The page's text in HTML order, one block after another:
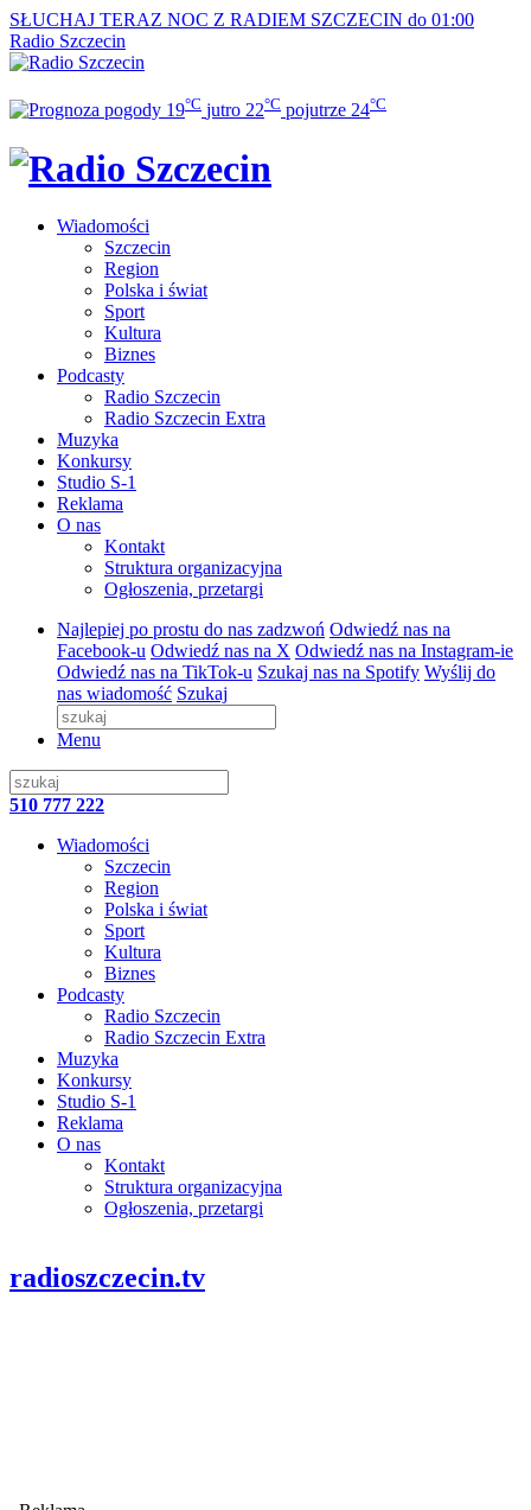
SŁUCHAJ TERAZ NOC Z RADIEM SZCZECIN do 01:00
Radio Szczecin
19°C jutro 22°C pojutrze 24°C
Wiadomości
Szczecin
Region
Polska i świat
Sport
Kultura
Biznes
Podcasty
Radio Szczecin
Radio Szczecin Extra
Muzyka
Konkursy
Studio S-1
Reklama
O nas
Kontakt
Struktura organizacyjna
Ogłoszenia, przetargi
Najlepiej po prostu do nas zadzwoń Odwiedź nas na
Facebook-u Odwiedź nas na X Odwiedź nas na Instagram-ie
Odwiedź nas na TikTok-u Szukaj nas na Spotify Wyślij do
nas wiadomość Szukaj
Menu
510 777 222
Wiadomości
Szczecin
Region
Polska i świat
Sport
Kultura
Biznes
Podcasty
Radio Szczecin
Radio Szczecin Extra
Muzyka
Konkursy
Studio S-1
Reklama
O nas
Kontakt
Struktura organizacyjna
Ogłoszenia, przetargi
radioszczecin.tv